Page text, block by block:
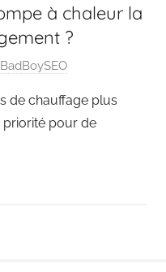
à chaleur la
?
BadBoySEO
de chauffage plus
pour de